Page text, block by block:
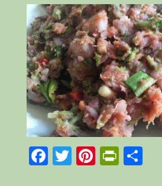
Facebook
TwitterPinterest